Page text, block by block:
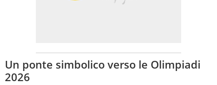
Un ponte simbolico verso le Olimpiadi
2026